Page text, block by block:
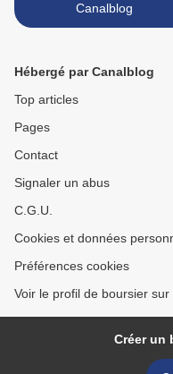
Canalblog
Hébergé par Canalblog
Top articles
Pages
Contact
Signaler un abus
C.G.U.
Cookies et données
Préférences cookies
Voir le profil de boursier
Créer un